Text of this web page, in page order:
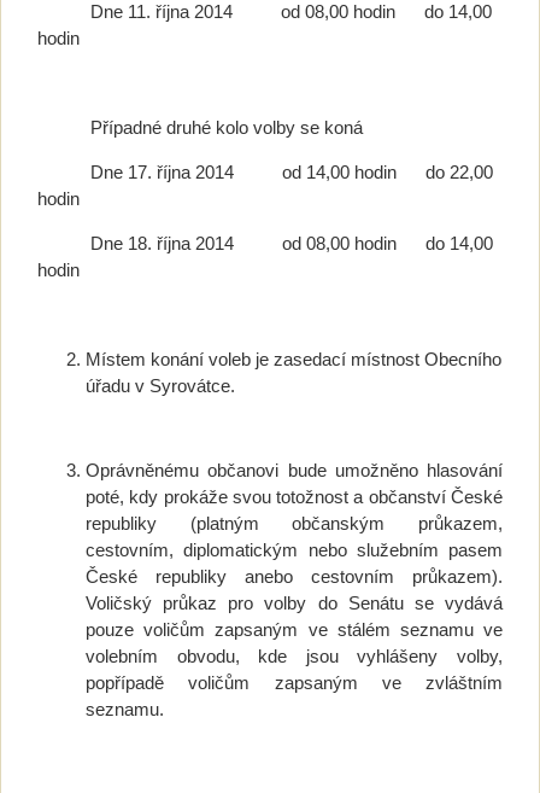
Dne 11. října 2014 od 08,00 hodin do 14,00
hodin
Případné druhé kolo volby se koná
Dne 17. října 2014 od 14,00 hodin do 22,00
hodin
Dne 18. října 2014 od 08,00 hodin do 14,00
hodin
Místem konání voleb je zasedací místnost Obecního
úřadu v Syrovátce.
Oprávněnému občanovi bude umožněno hlasování
poté, kdy prokáže svou totožnost a občanství České
republiky (platným občanským průkazem,
cestovním, diplomatickým nebo služebním pasem
České republiky anebo cestovním průkazem).
Voličský průkaz pro volby do Senátu se vydává
pouze voličům zapsaným ve stálém seznamu ve
volebním obvodu, kde jsou vyhlášeny volby,
popřípadě voličům zapsaným ve zvláštním
seznamu.